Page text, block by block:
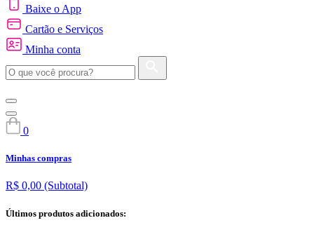
Baixe o App
Cartão e Serviços
Minha conta
0
Minhas compras
R$ 0,00 (Subtotal)
Últimos produtos adicionados: